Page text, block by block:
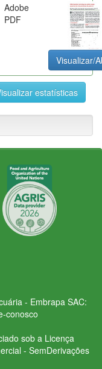
Adobe
PDF
Visualizar/
estatísticas
- Embrapa SAC:
conosco
sob a Licença
- SemDerivações